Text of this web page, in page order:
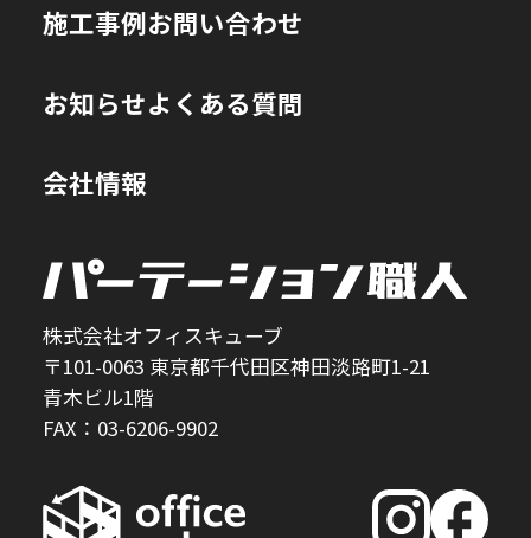
施工事例
お知らせ
会社情報
お問い合わせ
よくある質問
株式会社オフィスキューブ
〒101-0063 東京都千代田区神田淡路町1-21
青木ビル1階
FAX：03-6206-9902